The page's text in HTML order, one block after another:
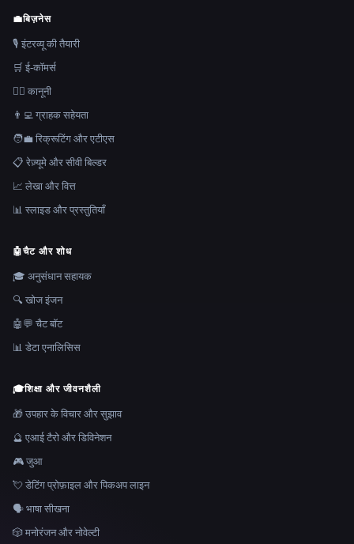
💼बिज़नेस
🎙️ इंटरव्यू की तैयारी
🛒 ई-कॉमर्स
👩‍⚖️ कानूनी
👨‍💻 ग्राहक सहेयता
🧑‍💼 रिक्रूटिंग और एटीएस
📋 रेज़्यूमे और सीवी बिल्डर
📈 लेखा और वित्त
📊 स्लाइड और प्रस्तुतियाँ
🤖चैट और शोध
🎓 अनुसंधान सहायक
🔍 खोज इंजन
🤖💬 चैट बॉट
📊 डेटा एनालिसिस
🎓शिक्षा और जीवनशैली
🎁 उपहार के विचार और सुझाव
🔮 एआई टैरो और डिविनेशन
🎮 जुआ
💘 डेटिंग प्रोफ़ाइल और पिकअप लाइन
🗣️ भाषा सीखना
🎲 मनोरंजन और नोवेल्टी